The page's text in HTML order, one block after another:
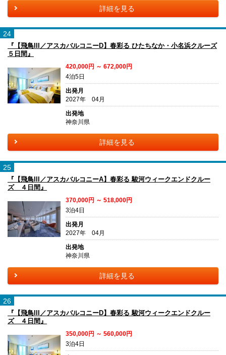
詳細を見る
24
『【飛鳥III／アスカバルコニーD】春彩る ひたちなか・小名浜クルーズ
５日間』
420,000円 ～ 672,000円
4泊5日
出発月
2027年 04月
出発地
神奈川県
詳細を見る
25
『【飛鳥III／アスカバルコニーA】春彩る 駿河ウィークエンドクルー
ズ ４日間』
370,000円 ～ 518,000円
3泊4日
出発月
2027年 04月
出発地
神奈川県
詳細を見る
26
『【飛鳥III／アスカバルコニーD】春彩る 駿河ウィークエンドクルー
ズ ４日間』
350,000円 ～ 560,000円
3泊4日